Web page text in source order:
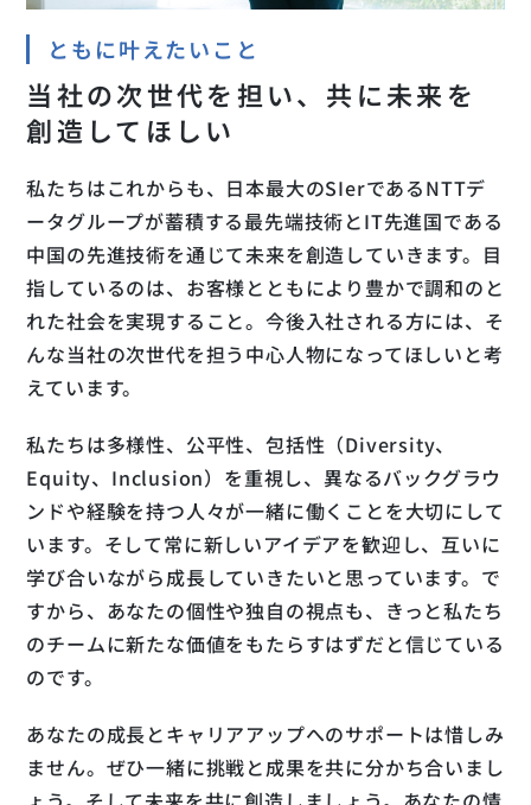
企業情報・組織体制
Z.G.
第三開発本部 Cloud事業部 シニアスペシャリスト
K.S.
第一開発本部 TU事業部 課長代理
第三開発本部 法人ソリューション事業部 課長
Z.L.
第一開発本部 TU事業部 課長代理
評価・研修制度
募集要項：方式系技術エンジニア、ネットワーク技術者、
Cloud技術者
募集要項：バックエンドエンジニア
募集要項：アプリケーションアーキテクト
募集要項：ソリューションエンジニア
募集要項：ITサービスマネージャ
募集要項：ソフトウェアアーキテクト／スペシャリスト
ともに叶えたいこと
当社の次世代を担い、共に未来を
創造してほしい
私たちはこれからも、日本最大のSIerであるNTTデ
ータグループが蓄積する最先端技術とIT先進国である
中国の先進技術を通じて未来を創造していきます。目
指しているのは、お客様とともにより豊かで調和のと
れた社会を実現すること。今後入社される方には、そ
んな当社の次世代を担う中心人物になってほしいと考
えています。
私たちは多様性、公平性、包括性（Diversity、
Equity、Inclusion）を重視し、異なるバックグラウ
ンドや経験を持つ人々が一緒に働くことを大切にして
います。そして常に新しいアイデアを歓迎し、互いに
学び合いながら成長していきたいと思っています。で
すから、あなたの個性や独自の視点も、きっと私たち
のチームに新たな価値をもたらすはずだと信じている
のです。
あなたの成長とキャリアアップへのサポートは惜しみ
ません。ぜひ一緒に挑戦と成果を共に分かち合いまし